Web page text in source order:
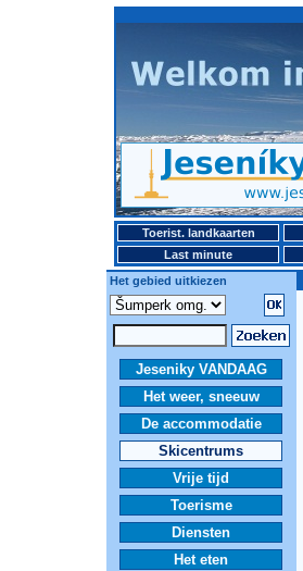
Toerist. landkaarten
Last minute
Het gebied uitkiezen
Jeseniky VANDAAG
Het weer, sneeuw
De accommodatie
Skicentrums
Vrije tijd
Toerisme
Diensten
Het eten